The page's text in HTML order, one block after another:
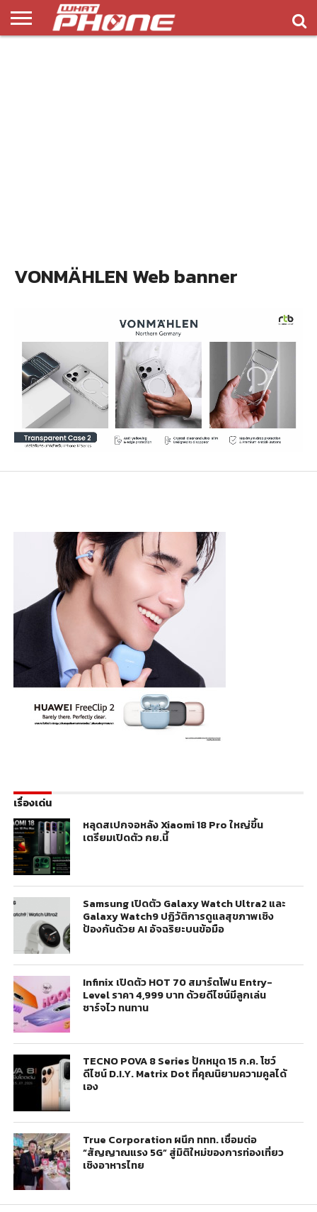
VONMÄHLEN Web banner
เรื่องเด่น
หลุดสเปกจอหลัง Xiaomi 18 Pro ใหญ่ขึ้น
เตรียมเปิดตัว กย.นี้
Samsung เปิดตัว Galaxy Watch Ultra2 และ
Galaxy Watch9 ปฏิวัติการดูแลสุขภาพเชิง
ป้องกันด้วย AI อัจฉริยะบนข้อมือ
Infinix เปิดตัว HOT 70 สมาร์ตโฟน Entry-
Level ราคา 4,999 บาท ด้วยดีไซน์มีลูกเล่น
ชาร์จไว ทนทาน
TECNO POVA 8 Series ปักหมุด 15 ก.ค. โชว์
ดีไซน์ D.I.Y. Matrix Dot ที่คุณนิยามความคูลได้
เอง
True Corporation ผนึก ททท. เชื่อมต่อ
“สัญญาณแรง 5G” สู่มิติใหม่ของการท่องเที่ยว
เชิงอาหารไทย